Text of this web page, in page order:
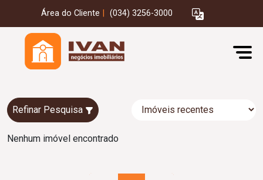
Área do Cliente (034) 3256-3000
Refinar Pesquisa
Nenhum imóvel encontrado